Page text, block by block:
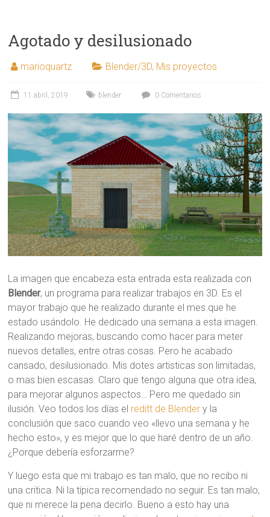
Agotado y desilusionado
marioquartz Blender/3D, Mis proyectos
11 abril, 2019 blender 0 Comentarios
La imagen que encabeza esta entrada esta realizada con
Blender, un programa para realizar trabajos en 3D. Es el
mayor trabajo que he realizado durante el mes que he
estado usándolo. He dedicado una semana a esta imagen.
Realizando mejoras, buscando como hacer para meter
nuevos detalles, entre otras cosas. Pero he acabado
cansado, desilusionado. Mis dotes artisticas son limitadas,
o mas bien escasas. Claro que tengo alguna que otra idea,
para mejorar algunos aspectos… Pero me quedado sin
ilusión. Veo todos los días el reditt de Blender y la
conclusión que saco cuando veo «llevo una semana y he
hecho esto», y es mejor que lo que haré dentro de un año.
¿Porque debería esforzarme?
Y luego esta que mi trabajo es tan malo, que no recibo ni
una critica. Ni la típica recomendado no seguir. Es tan malo,
que ni merece la pena decirlo. Bueno a esto hay una